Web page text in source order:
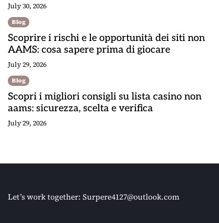
July 30, 2026
Blog
Scoprire i rischi e le opportunità dei siti non
AAMS: cosa sapere prima di giocare
July 29, 2026
Blog
Scopri i migliori consigli su lista casino non
aams: sicurezza, scelta e verifica
July 29, 2026
Let’s work together: Surpere4127@outlook.com